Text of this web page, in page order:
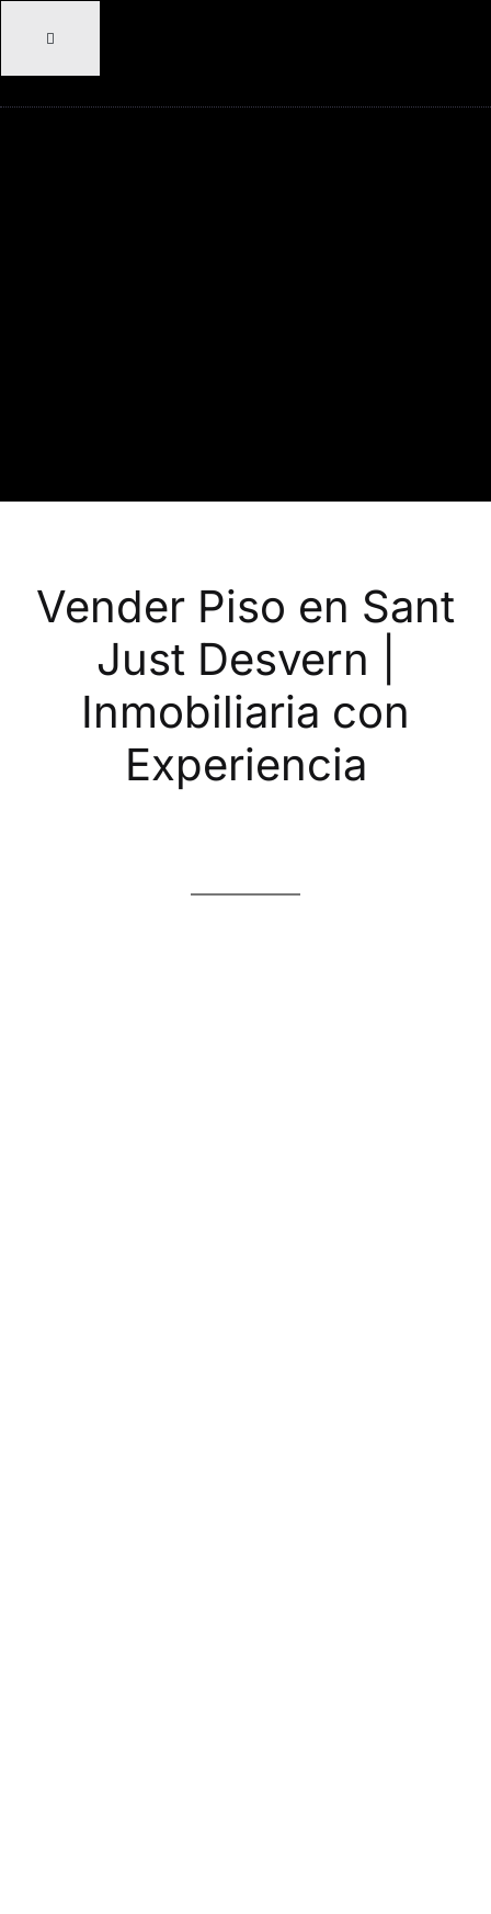
Vender Piso en Sant
Just Desvern |
Inmobiliaria con
Experiencia